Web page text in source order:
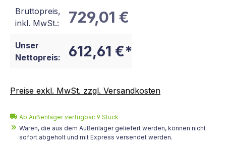
Bruttopreis,
inkl. MwSt.:
729,01 €
Unser
Nettopreis:
612,61 €*
Preise exkl. MwSt. zzgl. Versandkosten
Ab Außenlager verfügbar: 9 Stück
Waren, die aus dem Außenlager geliefert werden, können nicht
sofort abgeholt und mit Express versendet werden.